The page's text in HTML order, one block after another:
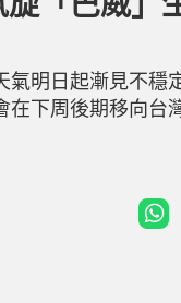
氣明日起漸見不
在下周後期移向
氣預報，明日(3
岸間中6級，稍